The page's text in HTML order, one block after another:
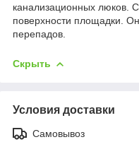
канализационных люков.
поверхности площадки.
перепадов.
Скрыть
Условия доставки
Самовывоз